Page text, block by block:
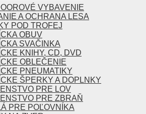
VYBAVENIE
A OCHRANA LESA
POD TROFEJ
OBUV
SVAČINKA
KNIHY, CD, DVD
OBLEČENIE
PNEUMATIKY
ŠPERKY A DOPLNKY
PRE LOV
PRE ZBRAŇ
PRE POĽOVNÍKA